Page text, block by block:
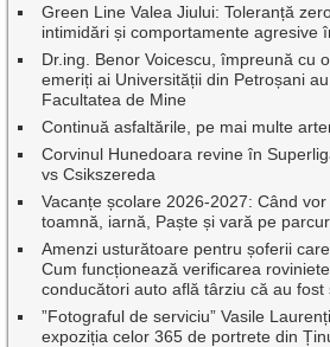
Green Line Valea Jiului: Toleranță
intimidări și comportamente agresive
Dr.ing. Benor Voicescu, împreună cu
emeriți ai Universității din Petroșani
Facultatea de Mine
Continuă asfaltările, pe mai multe
Corvinul Hunedoara revine în
vs Csikszereda
Vacanțe școlare 2026-2027: Când
toamnă, iarnă, Paște și vară pe
Amenzi usturătoare pentru șoferii
Cum funcționează verificarea
conducători auto află târziu că au fost
”Fotograful de serviciu” Vasile
expoziția celor 365 de portrete din